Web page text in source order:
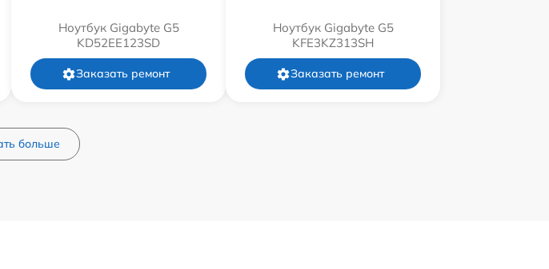
Ноутбук Gigabyte G5
KD52EE123SD
Заказать ремонт
Ноутбук Gigabyte G5
KFE3KZ313SH
Заказать ремонт
больше